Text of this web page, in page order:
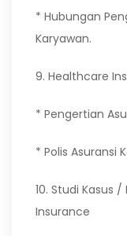
* Hubungan
Karyawan.
9. Healthcare
* Pengertian
* Polis Asuransi
10. Studi Kasus
Insurance